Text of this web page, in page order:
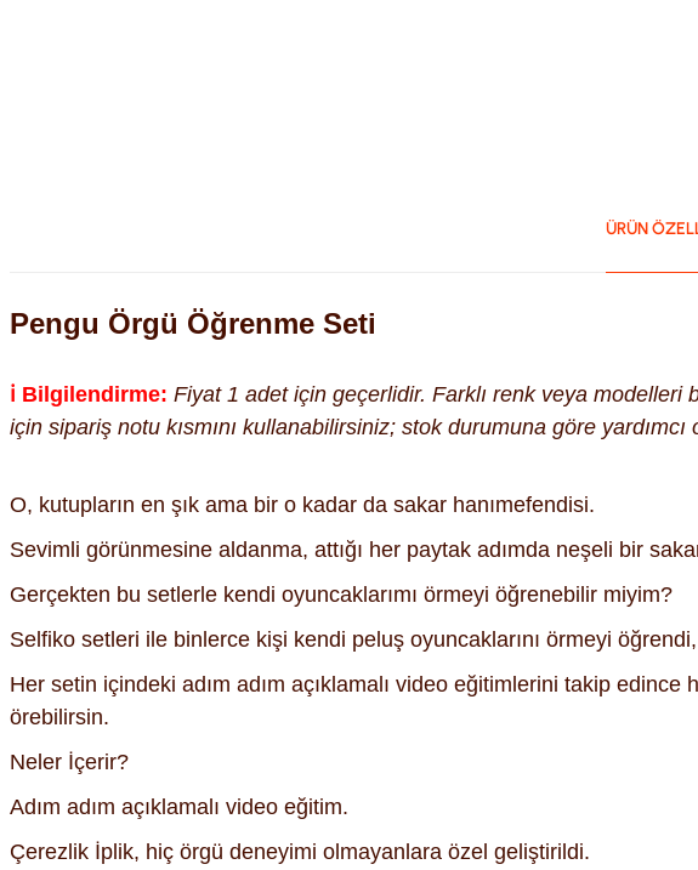
ÜRÜN
Pengu Örgü Öğrenme Seti
ℹ️ Bilgilendirme: Fiyat 1 adet için geçerlidir. Farklı renk veya
için sipariş notu kısmını kullanabilirsiniz; stok durumuna göre
O, kutupların en şık ama bir o kadar da sakar hanımefendisi.
Sevimli görünmesine aldanma, attığı her paytak adımda neşeli bir
Gerçekten bu setlerle kendi oyuncaklarımı örmeyi öğrenebilir miyim?
Selfiko setleri ile binlerce kişi kendi peluş oyuncaklarını örmeyi
Her setin içindeki adım adım açıklamalı video eğitimlerini takip
örebilirsin.
Neler İçerir?
Adım adım açıklamalı video eğitim.
Çerezlik İplik, hiç örgü deneyimi olmayanlara özel geliştirildi.